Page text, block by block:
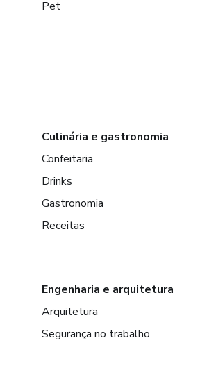
Pet
Culinária e gastronomia
Confeitaria
Drinks
Gastronomia
Receitas
Engenharia e arquitetura
Arquitetura
Segurança no trabalho